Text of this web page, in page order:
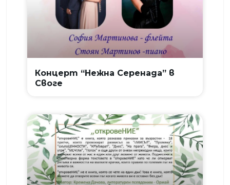
Концерт “Нежна Серенада” в
Своге